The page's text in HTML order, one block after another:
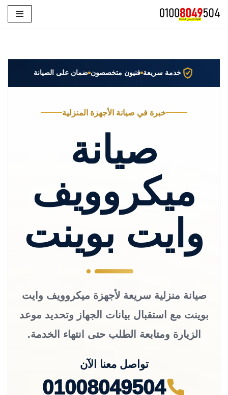
خدمة سريعة فنيون متخصصون ضمان على الصيانة
خبرة في صيانة الأجهزة المنزلية
صيانة
ميكروويف
وايت بوينت
صيانة منزلية سريعة لأجهزة ميكروويف وايت
بوينت مع استقبال بيانات الجهاز وتحديد موعد
الزيارة ومتابعة الطلب حتى انتهاء الخدمة.
تواصل معنا الآن
01008049504